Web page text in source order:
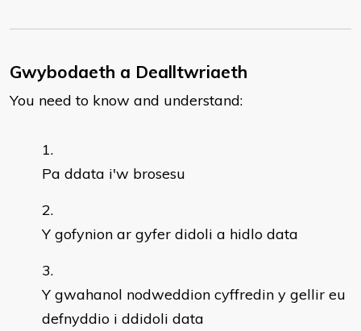
Gwybodaeth a Dealltwriaeth
You need to know and understand:
Pa ddata i'w brosesu
Y gofynion ar gyfer didoli a hidlo data
Y gwahanol nodweddion cyffredin y gellir eu
defnyddio i ddidoli data